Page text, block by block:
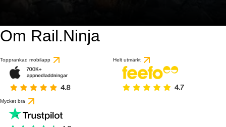
Om Rail.Ninja
Topprankad mobilapp Helt utmärkt
Mycket bra